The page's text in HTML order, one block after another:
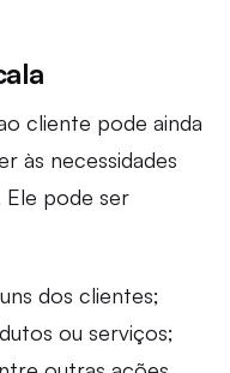
cliente pode ainda
às necessidades
Ele pode ser
dos clientes;
ou serviços;